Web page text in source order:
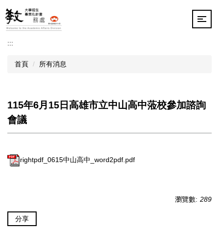
跳
到
主
內
:::
首頁 所有消息
115年6月15日高雄市立中山高中蒞校參加諮詢
會議
rightpdf_0615中山高中_word2pdf.pdf
瀏覽數: 289
分享